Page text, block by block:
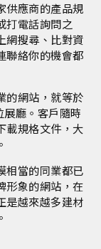
供應商的產品規
打電話詢問之
網搜尋、比對資
聯絡你的機會都
的網站，就等於
廳。客戶隨時
載規格文件，大
相當的同業都已
形象的網站，在
是越來越多建材